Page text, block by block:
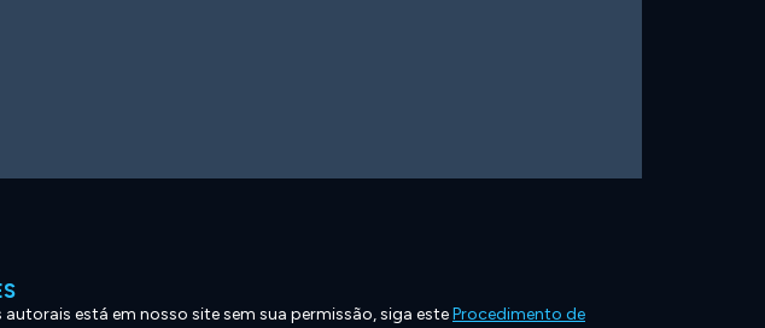
está em nosso site sem sua permissão, siga esteProcedimento de